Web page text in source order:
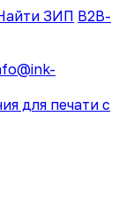
ЗИП B2B-
для печати с